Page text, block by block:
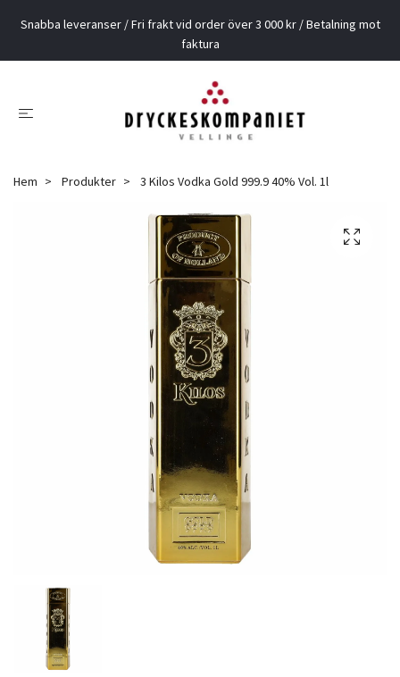
Snabba leveranser / Fri frakt vid order över 3 000 kr / Betalning mot
faktura
Hem Produkter 3 Kilos Vodka Gold 999.9 40% Vol. 1l